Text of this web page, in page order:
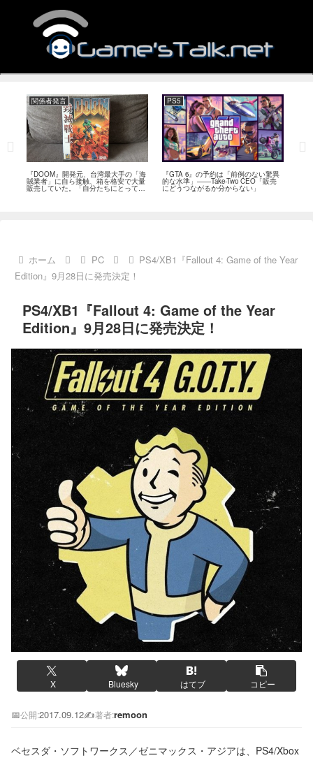
関係者発言
『DOOM』開発元、台湾最大手の「海
賊業者」に自ら接触、箱を格安で大量
販売していた。「自分たちにとっては
流通だった」
PS5
『GTA 6』の予約は「前例のない驚異
的な水準」――Take-Two CEO「販売
にどうつながるか分からない」
ホーム PC
PS4/XB1『Fallout 4: Game of the Year
Edition』9月28日に発売決定！
PS4/XB1『Fallout 4: Game of the Year
Edition』9月28日に発売決定！
X Bluesky はてブ コピー
📅公開:2017.09.12✍️著者:remoon
ベセスダ・ソフトワークス／ゼニマックス・アジアは、PS4/Xbox